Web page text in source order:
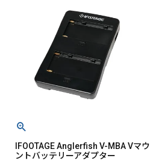
IFOOTAGE Anglerfish V-MBA Vマウ
ントバッテリーアダプター